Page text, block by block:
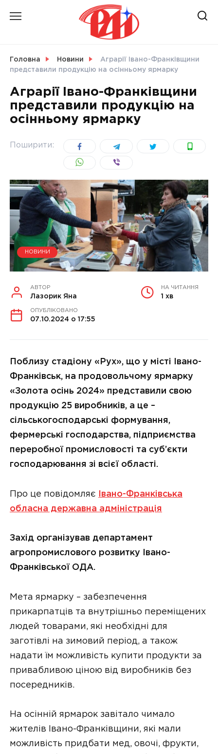
Головна Новини
Аграрії Івано-Франківщини
представили продукцію на осінньому ярмарку
Аграрії Івано-Франківщини
представили продукцію на
осінньому ярмарку
Поширити:
НОВИНИ
АВТОР
Лазорик Яна
НА ЧИТАННЯ
1 хв
ОПУБЛІКОВАНО
07.10.2024 о 17:55
Поблизу стадіону «Рух», що у місті Івано-
Франківськ, на продовольчому ярмарку
«Золота осінь 2024» представили свою
продукцію 25 виробників, а це –
сільськогосподарські формування,
фермерські господарства, підприємства
переробної промисловості та суб’єкти
господарювання зі всієї області.
Про це повідомляє
Івано-Франківська
обласна державна адміністрація
Захід організував департамент
агропромислового розвитку Івано-
Франківської ОДА.
Мета ярмарку – забезпечення
прикарпатців та внутрішньо переміщених
людей товарами, які необхідні для
заготівлі на зимовий період, а також
надати їм можливість купити продукти за
привабливою ціною від виробників без
посередників.
На осінній ярмарок завітало чимало
жителів Івано-Франківщини, які мали
можливість придбати мед, овочі, фрукти,